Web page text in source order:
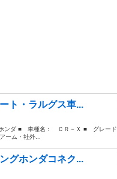
ト・ラルグス車...
ンダ ■ 車種名： ＣＲ－Ｘ ■ グレード
ーム・社外...
グホンダコネク...